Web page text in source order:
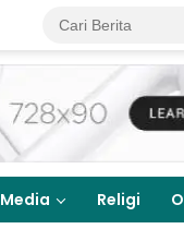
Media Religi